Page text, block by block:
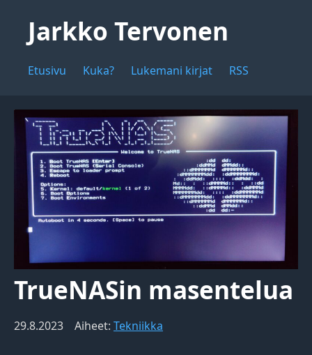
Jarkko Tervonen
Etusivu Kuka? Lukemani kirjat RSS
TrueNASin masentelua
29.8.2023 Aiheet: Tekniikka